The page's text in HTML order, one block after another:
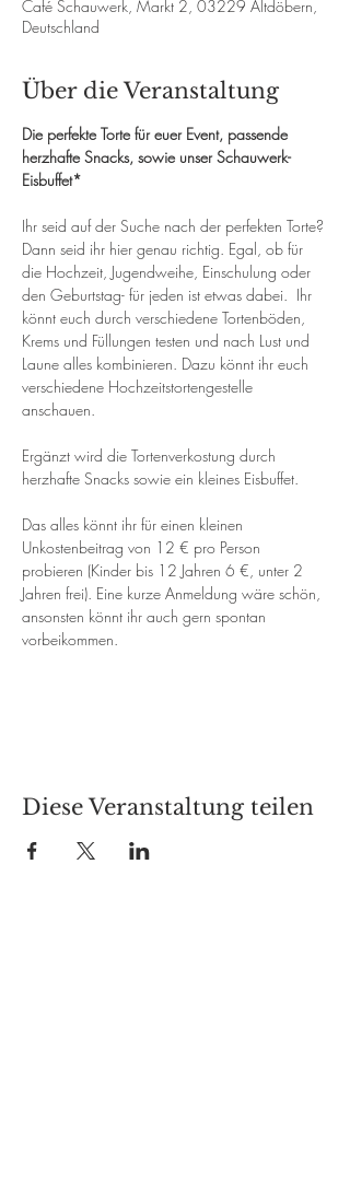
Café Schauwerk, Markt 2, 03229 Altdöbern,
Deutschland
Über die Veranstaltung
Die perfekte Torte für euer Event, passende
herzhafte Snacks, sowie unser Schauwerk-
Eisbuffet*
Ihr seid auf der Suche nach der perfekten Torte?
Dann seid ihr hier genau richtig. Egal, ob für
die Hochzeit, Jugendweihe, Einschulung oder
den Geburtstag- für jeden ist etwas dabei.  Ihr
könnt euch durch verschiedene Tortenböden,
Krems und Füllungen testen und nach Lust und
Laune alles kombinieren. Dazu könnt ihr euch
verschiedene Hochzeitstortengestelle
anschauen.
Ergänzt wird die Tortenverkostung durch
herzhafte Snacks sowie ein kleines Eisbuffet.
Das alles könnt ihr für einen kleinen
Unkostenbeitrag von 12 € pro Person
probieren (Kinder bis 12 Jahren 6 €, unter 2
Jahren frei). Eine kurze Anmeldung wäre schön,
ansonsten könnt ihr auch gern spontan
vorbeikommen.
Diese Veranstaltung teilen